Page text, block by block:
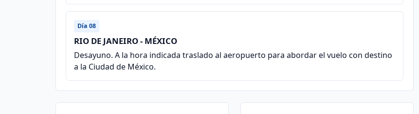
Día 08
RIO DE JANEIRO - MÉXICO
Desayuno. A la hora indicada traslado al aeropuerto para abordar el vuelo con destino
a la Ciudad de México.